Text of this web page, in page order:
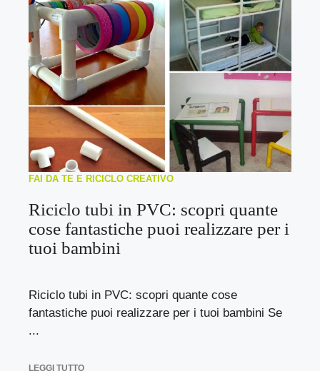
FAI DA TE E RICICLO CREATIVO
Riciclo tubi in PVC: scopri quante
cose fantastiche puoi realizzare per i
tuoi bambini
Riciclo tubi in PVC: scopri quante cose
fantastiche puoi realizzare per i tuoi bambini Se
...
LEGGI TUTTO